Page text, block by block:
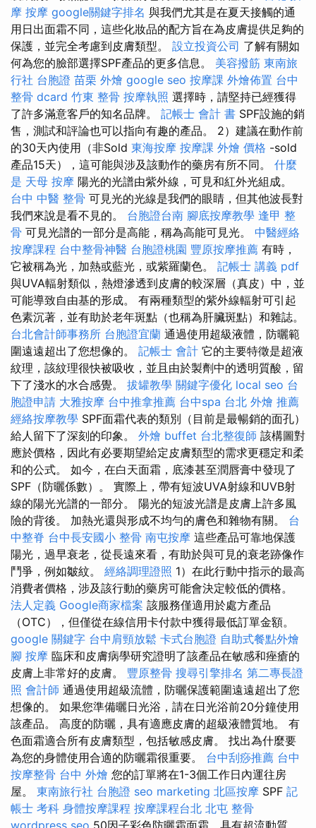
摩 按摩 google關鍵字排名 與我們尤其是在夏天接觸的通
用日出面霜不同，這些化妝品的配方旨在為皮膚提供足夠的
保護，並完全考慮到皮膚類型。 設立投資公司 了解有關如
何為您的臉部選擇SPF產品的更多信息。 美容撥筋 東南旅
行社 台胞證 苗栗 外燴 google seo 按摩課 外燴佈置 台中
整骨 dcard 竹東 整骨 按摩執照 選擇時，請堅持已經獲得
了許多滿意客戶的知名品牌。 記帳士 會計 書 SPF設施的銷
售，測試和評論也可以指向有趣的產品。 2）建議在動作前
的30天內使用（非Sold 東海按摩 按摩課 外燴 價格 -sold
產品15天），這可能與涉及該動作的藥房有所不同。 什麼
是 天母 按摩 陽光的光譜由紫外線，可見和紅外光組成。
台中 中醫 整骨 可見光的光線是我們的眼睛，但其他波長對
我們來說是看不見的。 台胞證台南 腳底按摩教學 逢甲 整
骨 可見光譜的一部分是高能，稱為高能可見光。 中醫經絡
按摩課程 台中整骨神醫 台胞證桃園 豐原按摩推薦 有時，
它被稱為光，加熱或藍光，或紫羅蘭色。 記帳士 講義 pdf
與UVA輻射類似，熱燈滲透到皮膚的較深層（真皮）中，並
可能導致自由基的形成。 有兩種類型的紫外線輻射可引起
色素沉著，並有助於老年斑點（也稱為肝臟斑點）和雜誌。
台北會計師事務所 台胞證宜蘭 通過使用超級液體，防曬範
圍遠遠超出了您想像的。 記帳士 會計 它的主要特徵是超液
紋理，該紋理很快被吸收，並且由於製劑中的透明質酸，留
下了淺水的水合感覺。 拔罐教學 關鍵字優化 local seo 台
胞證申請 大雅按摩 台中推拿推薦 台中spa 台北 外燴 推薦
經絡按摩教學 SPF面霜代表的類別（目前是最暢銷的面孔）
給人留下了深刻的印象。 外燴 buffet 台北整復師 該構圖對
應於價格，因此有必要期望給定皮膚類型的需求更穩定和柔
和的公式。 如今，在白天面霜，底漆甚至潤唇膏中發現了
SPF（防曬係數）。 實際上，帶有短波UVA射線和UVB射
線的陽光光譜的一部分。 陽光的短波光譜是皮膚上許多風
險的背後。 加熱光還與形成不均勻的膚色和雜物有關。 台
中整脊 台中長安國小 整骨 南屯按摩 這些產品可靠地保護
陽光，過早衰老，從長遠來看，有助於與可見的衰老跡像作
鬥爭，例如皺紋。 經絡調理證照 1）在此行動中指示的最高
消費者價格，涉及該行動的藥房可能會決定較低的價格。
法人定義 Google商家檔案 該服務僅適用於處方產品
（OTC），但僅從在線信用卡付款中獲得最低訂單金額。
google 關鍵字 台中肩頸放鬆 卡式台胞證 自助式餐點外燴
腳 按摩 臨床和皮膚病學研究證明了該產品在敏感和痤瘡的
皮膚上非常好的皮膚。 豐原整骨 搜尋引擎排名 第二專長證
照 會計師 通過使用超級流體，防曬保護範圍遠遠超出了您
想像的。 如果您準備曬日光浴，請在日光浴前20分鐘使用
該產品。 高度的防曬，具有適應皮膚的超級液體質地。 有
色面霜適合所有皮膚類型，包括敏感皮膚。 找出為什麼要
為您的身體使用合適的防曬霜很重要。 台中刮痧推薦 台中
按摩整骨 台中 外燴 您的訂單將在1-3個工作日內運往房
屋。 東南旅行社 台胞證 seo marketing 北區按摩 SPF 記
帳士 考科 身體按摩課程 按摩課程台北 北屯 整骨
wordpress seo 50因子彩色防曬霜面霜，具有超流動質